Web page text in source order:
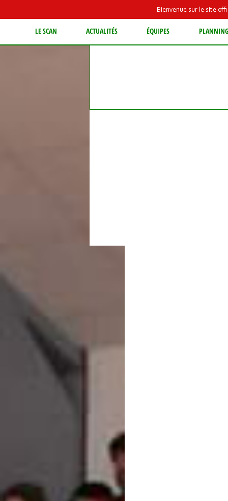
Bienvenue sur le site
LE SCAN ACTUALITÉS ÉQUIPES